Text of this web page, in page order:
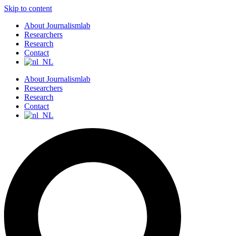
Skip to content
About Journalismlab
Researchers
Research
Contact
About Journalismlab
Researchers
Research
Contact